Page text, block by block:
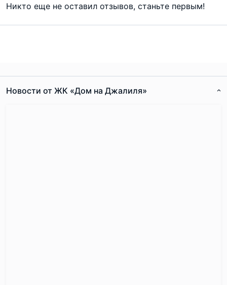
Никто еще не оставил отзывов, станьте первым!
Новости от ЖК «Дом на Джалиля»